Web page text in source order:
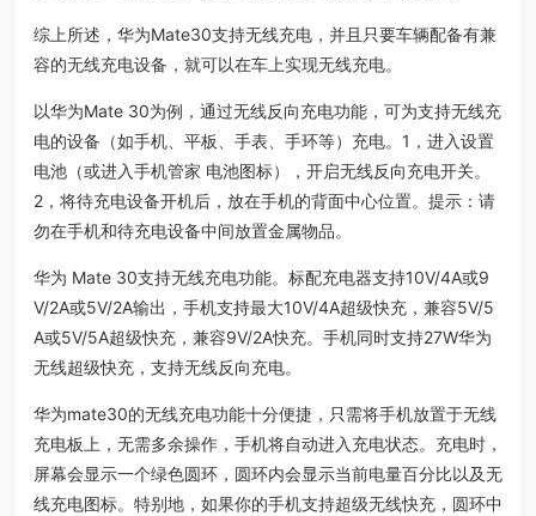
综上所述，华为Mate30支持无线充电，并且只要车辆配备有兼
容的无线充电设备，就可以在车上实现无线充电。
以华为Mate 30为例，通过无线反向充电功能，可为支持无线充
电的设备（如手机、平板、手表、手环等）充电。1，进入设置
电池（或进入手机管家 电池图标），开启无线反向充电开关。
2，将待充电设备开机后，放在手机的背面中心位置。提示：请
勿在手机和待充电设备中间放置金属物品。
华为 Mate 30支持无线充电功能。标配充电器支持10V/4A或9
V/2A或5V/2A输出，手机支持最大10V/4A超级快充，兼容5V/5
A或5V/5A超级快充，兼容9V/2A快充。手机同时支持27W华为
无线超级快充，支持无线反向充电。
华为mate30的无线充电功能十分便捷，只需将手机放置于无线
充电板上，无需多余操作，手机将自动进入充电状态。充电时，
屏幕会显示一个绿色圆环，圆环内会显示当前电量百分比以及无
线充电图标。特别地，如果你的手机支持超级无线快充，圆环中